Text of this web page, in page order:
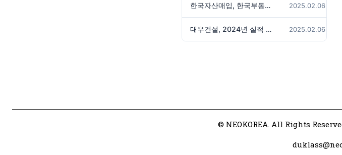
한국자산매입, 한국부동산원 강남사옥에 AI랩 설립 2025.02.06
대우건설, 2024년 실적 발표 2025.02.06
© NEOKOREA. All Rights